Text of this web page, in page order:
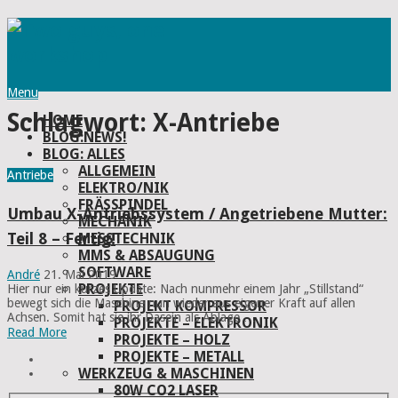
Menu
HOME
BLOG:NEWS!
BLOG: ALLES
ALLGEMEIN
ELEKTRO/NIK
FRÄSSPINDEL
MECHANIK
MESSTECHNIK
MMS & ABSAUGUNG
SOFTWARE
PROJEKTE
PROJEKT KOMPRESSOR
PROJEKTE – ELEKTRONIK
PROJEKTE – HOLZ
PROJEKTE – METALL
WERKZEUG & MASCHINEN
80W CO2 LASER
Schlagwort: X-Antriebe
Antriebe
Umbau X-Antriebssystem / Angetriebene Mutter:
Teil 8 – Fertig!
André 21. Mai 2019
Hier nur ein kurzes Update: Nach nunmehr einem Jahr „Stillstand“
bewegt sich die Maschine nun wieder aus eigener Kraft auf allen
Achsen. Somit hat sie ihr Dasein als Ablage …
Read More